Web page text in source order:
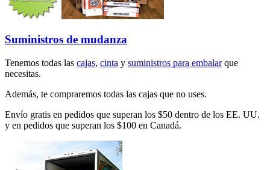
Suministros de mudanza
Tenemos todas las cajas, cinta y suministros para embalarque
necesitas.
Además, te compraremos todas las cajas que no uses.
Envío gratis en pedidos que superan los $50 dentro de los EE. UU.
y en pedidos que superan los $100 en Canadá.